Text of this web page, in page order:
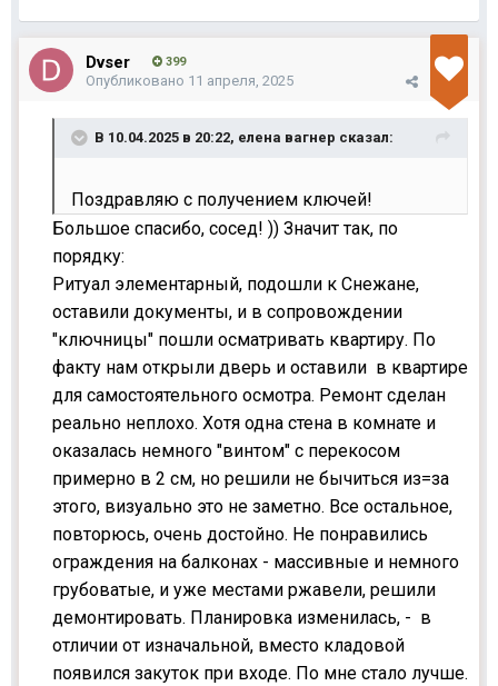
Dvser 399
Опубликовано 11 апреля, 2025
В 10.04.2025 в 20:22, елена вагнер сказал:
Поздравляю с получением ключей!
Большое спасибо, сосед! )) Значит так, по
порядку:
Ритуал элементарный, подошли к Снежане,
оставили документы, и в сопровождении
"ключницы" пошли осматривать квартиру. По
факту нам открыли дверь и оставили в квартире
для самостоятельного осмотра. Ремонт сделан
реально неплохо. Хотя одна стена в комнате и
оказалась немного "винтом" с перекосом
примерно в 2 см, но решили не бычиться из=за
этого, визуально это не заметно. Все остальное,
повторюсь, очень достойно. Не понравились
ограждения на балконах - массивные и немного
грубоватые, и уже местами ржавели, решили
демонтировать. Планировка изменилась, - в
отличии от изначальной, вместо кладовой
появился закуток при входе. По мне стало лучше.